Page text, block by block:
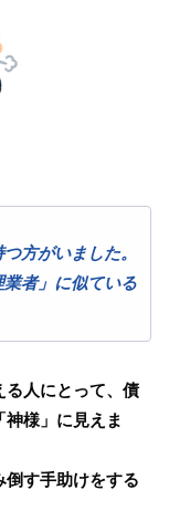
方がいました。
者」に似ている
る人にとって、債
様」に見えま
す手助けをする